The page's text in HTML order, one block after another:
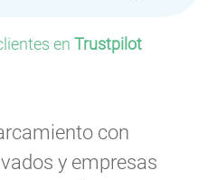
en Trustpilot
con
y empresas